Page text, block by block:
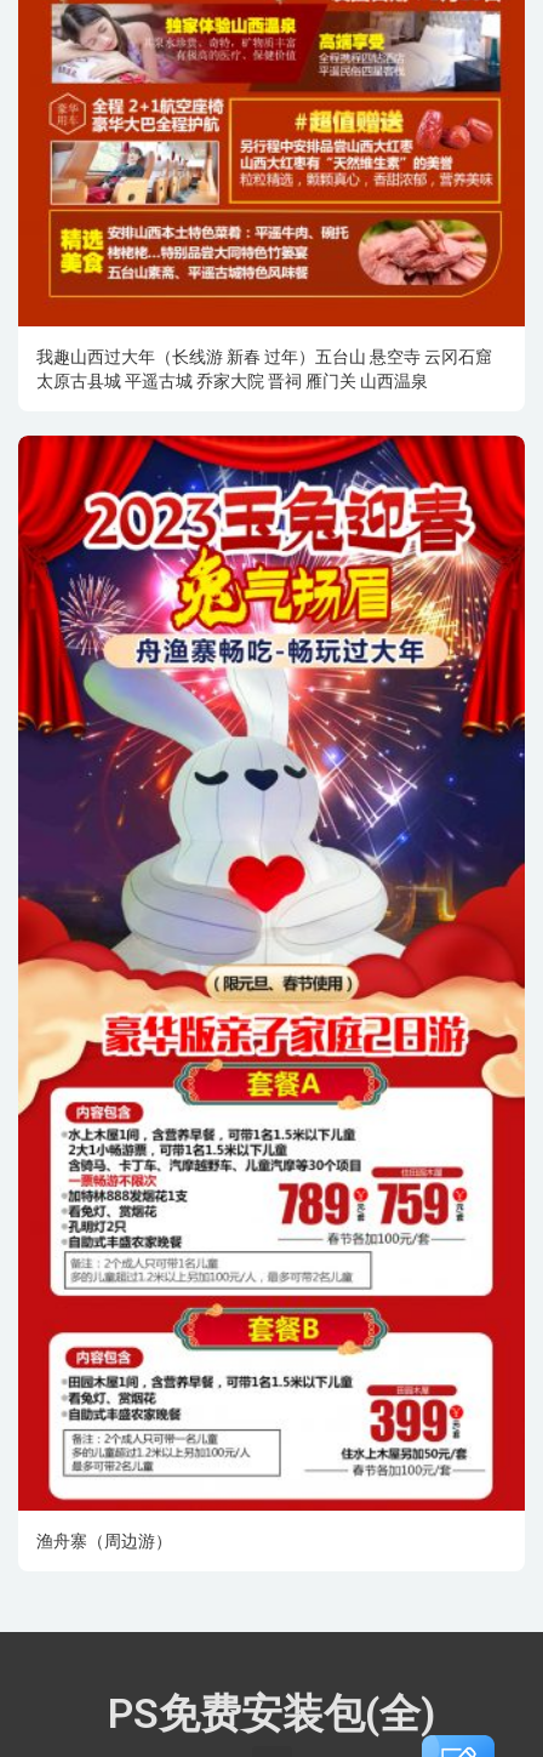
我趣山西过大年（长线游 新春 过年）五台山 悬空寺 云冈石窟
太原古县城 平遥古城 乔家大院 晋祠 雁门关 山西温泉
渔舟寨（周边游）
PS免费安装包(全)